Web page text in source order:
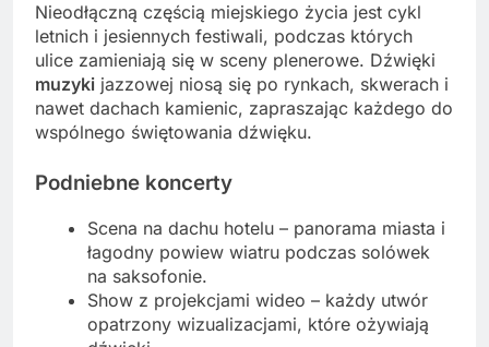
Nieodłączną częścią miejskiego życia jest cykl
letnich i jesiennych festiwali, podczas których
ulice zamieniają się w sceny plenerowe. Dźwięki
muzyki jazzowej niosą się po rynkach, skwerach i
nawet dachach kamienic, zapraszając każdego do
wspólnego świętowania dźwięku.
Podniebne koncerty
Scena na dachu hotelu – panorama miasta i
łagodny powiew wiatru podczas solówek
na saksofonie.
Show z projekcjami wideo – każdy utwór
opatrzony wizualizacjami, które ożywiają